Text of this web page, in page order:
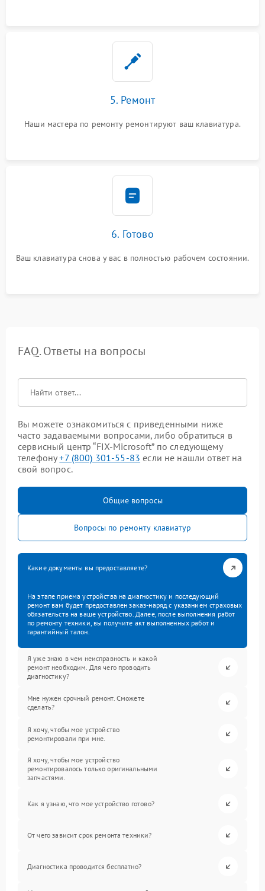
5. Ремонт
Наши мастера по ремонту ремонтируют ваш клавиатура.
6. Готово
Ваш клавиатура снова у вас в полностью рабочем состоянии.
FAQ. Ответы на вопросы
Вы можете ознакомиться с приведенными ниже
часто задаваемыми вопросами, либо обратиться в
сервисный центр “FIX-Microsoft” по следующему
телефону+7 (800) 301-55-83 если не нашли ответ на
свой вопрос.
Общие вопросы
Вопросы по ремонту клавиатур
Какие документы вы предоставляете?
На этапе приема устройства на диагностику и последующий
ремонт вам будет предоставлен заказ-наряд с указанием страховых
обязательств на ваше устройство. Далее, после выполнения работ
по ремонту техники, вы получите акт выполненных работ и
гарантийный талон.
Я уже знаю в чем неисправность и какой
ремонт необходим. Для чего проводить
диагностику?
Мне нужен срочный ремонт. Сможете
сделать?
Я хочу, чтобы мое устройство
ремонтировали при мне.
Я хочу, чтобы мое устройство
ремонтировалось только оригинальными
запчастями.
Как я узнаю, что мое устройство готово?
От чего зависит срок ремонта техники?
Диагностика проводится бесплатно?